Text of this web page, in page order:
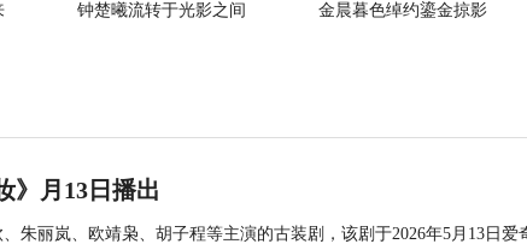
钟楚曦流转于光影之间 金晨暮色绰约鎏金掠影
》月13日播出
朱丽岚、欧靖枭、胡子程等主演的古装剧，该剧于2026年5月13日爱